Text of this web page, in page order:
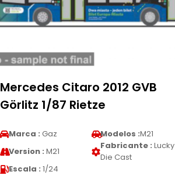
Mercedes Citaro 2012 GVB
Görlitz 1/87 Rietze
Marca : Gaz Modelos :M21
Version : M21
Fabricante : Lucky
Die Cast
Escala : 1/24